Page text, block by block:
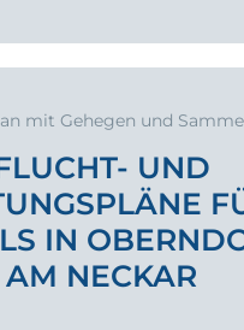
UND
IN
AM NECKAR